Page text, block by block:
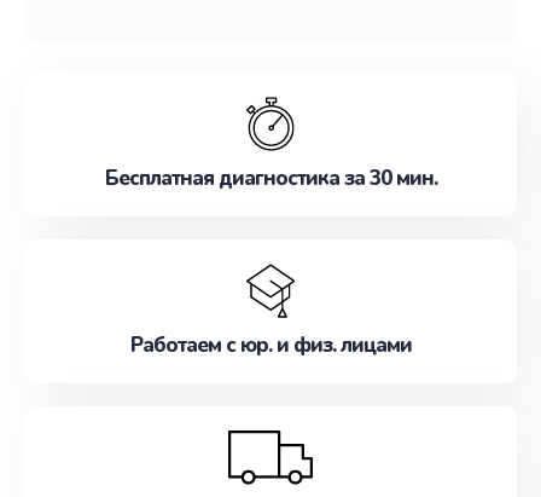
Бесплатная диагностика за 30 мин.
Работаем с юр. и физ. лицами